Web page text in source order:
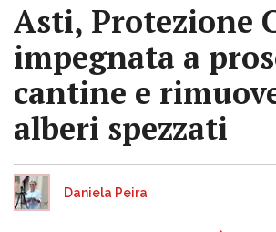
Asti, Protezione
impegnata a
cantine e
alberi spezzati
Daniela Peira